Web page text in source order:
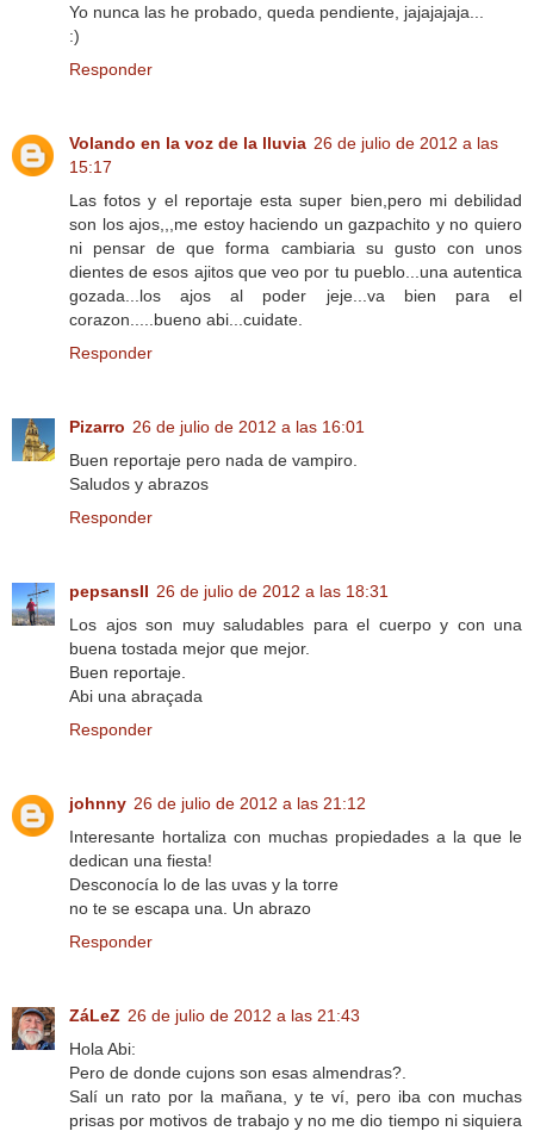
Yo nunca las he probado, queda pendiente, jajajajaja...
:)
Responder
Volando en la voz de la lluvia 26 de julio de 2012 a las
15:17
Las fotos y el reportaje esta super bien,pero mi debilidad
son los ajos,,,me estoy haciendo un gazpachito y no quiero
ni pensar de que forma cambiaria su gusto con unos
dientes de esos ajitos que veo por tu pueblo...una autentica
gozada...los ajos al poder jeje...va bien para el
corazon.....bueno abi...cuidate.
Responder
Pizarro 26 de julio de 2012 a las 16:01
Buen reportaje pero nada de vampiro.
Saludos y abrazos
Responder
pepsansII 26 de julio de 2012 a las 18:31
Los ajos son muy saludables para el cuerpo y con una
buena tostada mejor que mejor.
Buen reportaje.
Abi una abraçada
Responder
johnny 26 de julio de 2012 a las 21:12
Interesante hortaliza con muchas propiedades a la que le
dedican una fiesta!
Desconocía lo de las uvas y la torre
no te se escapa una. Un abrazo
Responder
ZáLeZ 26 de julio de 2012 a las 21:43
Hola Abi:
Pero de donde cujons son esas almendras?.
Salí un rato por la mañana, y te ví, pero iba con muchas
prisas por motivos de trabajo y no me dio tiempo ni siquiera